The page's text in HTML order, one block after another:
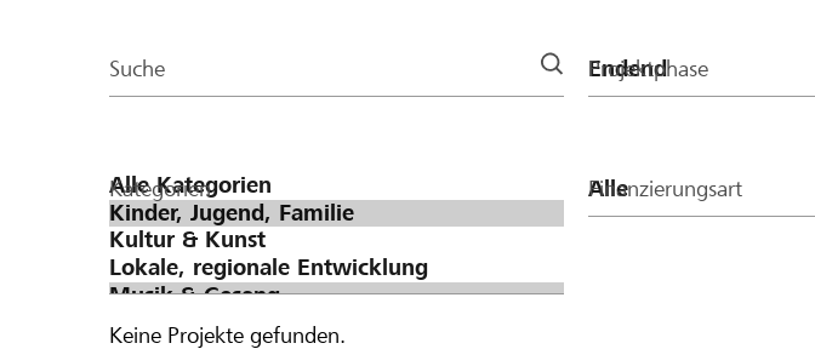
pauschal CHF 100 dazugegeben, was einen Betrag von CHF 400
ergibt.
Suche Projektphase
Kategorien Finanzierungsart
Keine Projekte gefunden.